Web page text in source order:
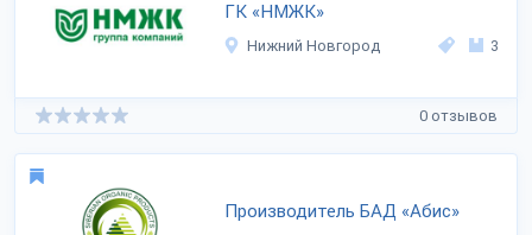
ГК «НМЖК»
Нижний Новгород 3
0 отзывов
Производитель БАД «Абис»